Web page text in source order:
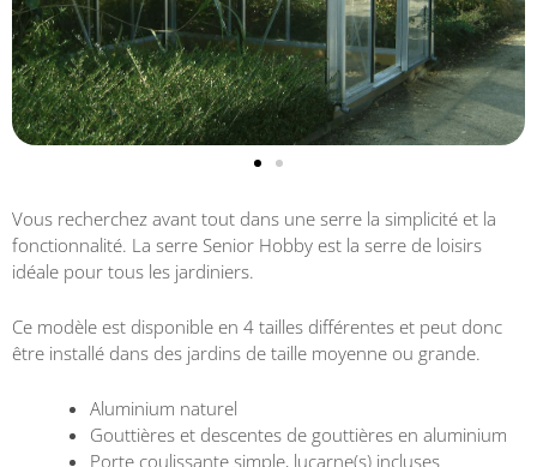
Vous recherchez avant tout dans une serre la simplicité et la
fonctionnalité. La serre Senior Hobby est la serre de loisirs
idéale pour tous les jardiniers.
Ce modèle est disponible en 4 tailles différentes et peut donc
être installé dans des jardins de taille moyenne ou grande.
Aluminium naturel
Gouttières et descentes de gouttières en aluminium
Porte coulissante simple, lucarne(s) incluses